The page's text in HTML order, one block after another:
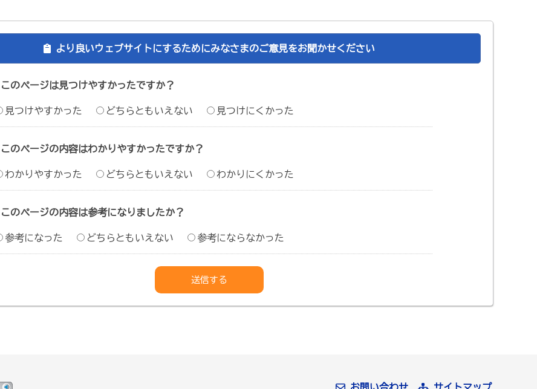
より良いウェブサイトにするためにみなさまのご意見をお聞かせください
このページは見つけやすかったですか？
見つけやすかった どちらともいえない 見つけにくかった
このページの内容はわかりやすかったですか？
わかりやすかった どちらともいえない わかりにくかった
このページの内容は参考になりましたか？
参考になった どちらともいえない 参考にならなかった